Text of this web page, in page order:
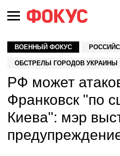
ВОЕННЫЙ ФОКУС
ОБСТРЕЛЫ ГОРОДОВ УКРАИНЫ
РФ может
Франковск "по
Киева": мэр